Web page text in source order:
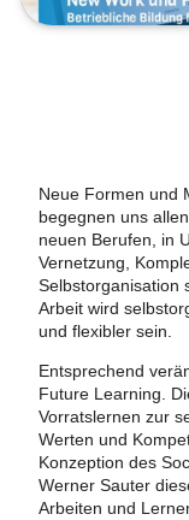
Neue Formen und
begegnen uns
neuen Berufen, in
Vernetzung,
Selbstorganisation
Arbeit wird
und flexibler sein.
Entsprechend
Future Learning.
Vorratslernen zur
Werten und
Konzeption des
Werner Sauter
Arbeiten und